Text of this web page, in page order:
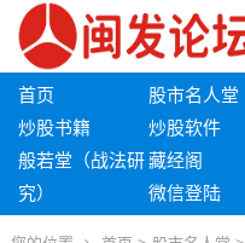
首页 股市名人堂
炒股书籍
炒股软件
般若堂（战法研
究）
藏经阁
微信登陆